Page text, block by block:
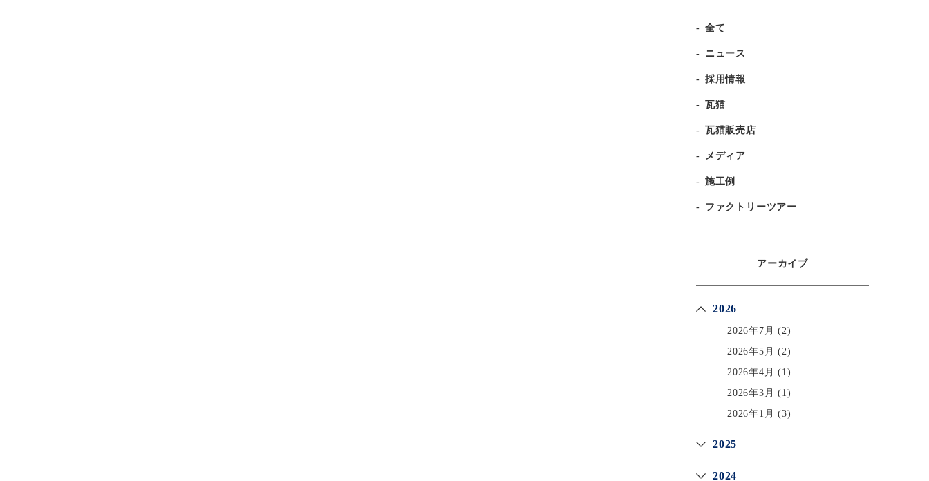
全て
ニュース
採用情報
瓦猫
瓦猫販売店
メディア
施工例
ファクトリーツアー
アーカイブ
2026
2026年7月 (2)
2026年5月 (2)
2026年4月 (1)
2026年3月 (1)
2026年1月 (3)
2025
2024